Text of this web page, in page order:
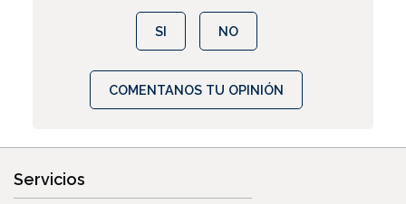
SI NO
COMENTANOS TU OPINIÓN
Servicios